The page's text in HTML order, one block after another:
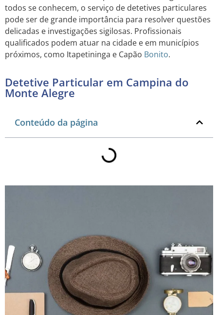
todos se conhecem, o serviço de detetives particulares
pode ser de grande importância para resolver questões
delicadas e investigações sigilosas. Profissionais
qualificados podem atuar na cidade e em municípios
próximos, como Itapetininga e Capão Bonito.
Detetive Particular em Campina do
Monte Alegre
Conteúdo da página